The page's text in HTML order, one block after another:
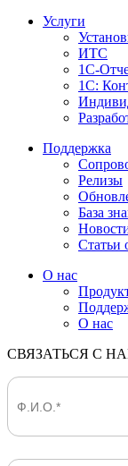
Услуги
ИТС
1С-
1С:
Поддержка
Релизы
База
О нас
О нас
СВЯЗАТЬСЯ С